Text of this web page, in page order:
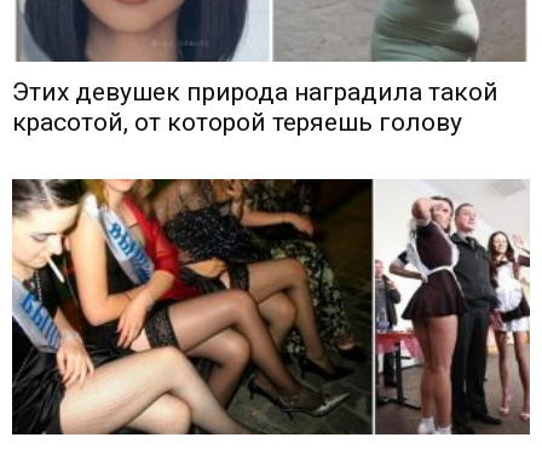
Этих девушек природа наградила такой
красотой, от которой теряешь голову